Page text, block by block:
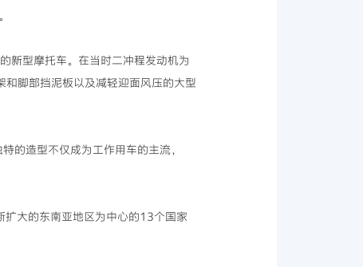
型摩托车。在当时二冲程发动机为
脚部挡泥板以及减轻迎面风压的大型
造型不仅成为工作用车的主流，
大的东南亚地区为中心的13个国家